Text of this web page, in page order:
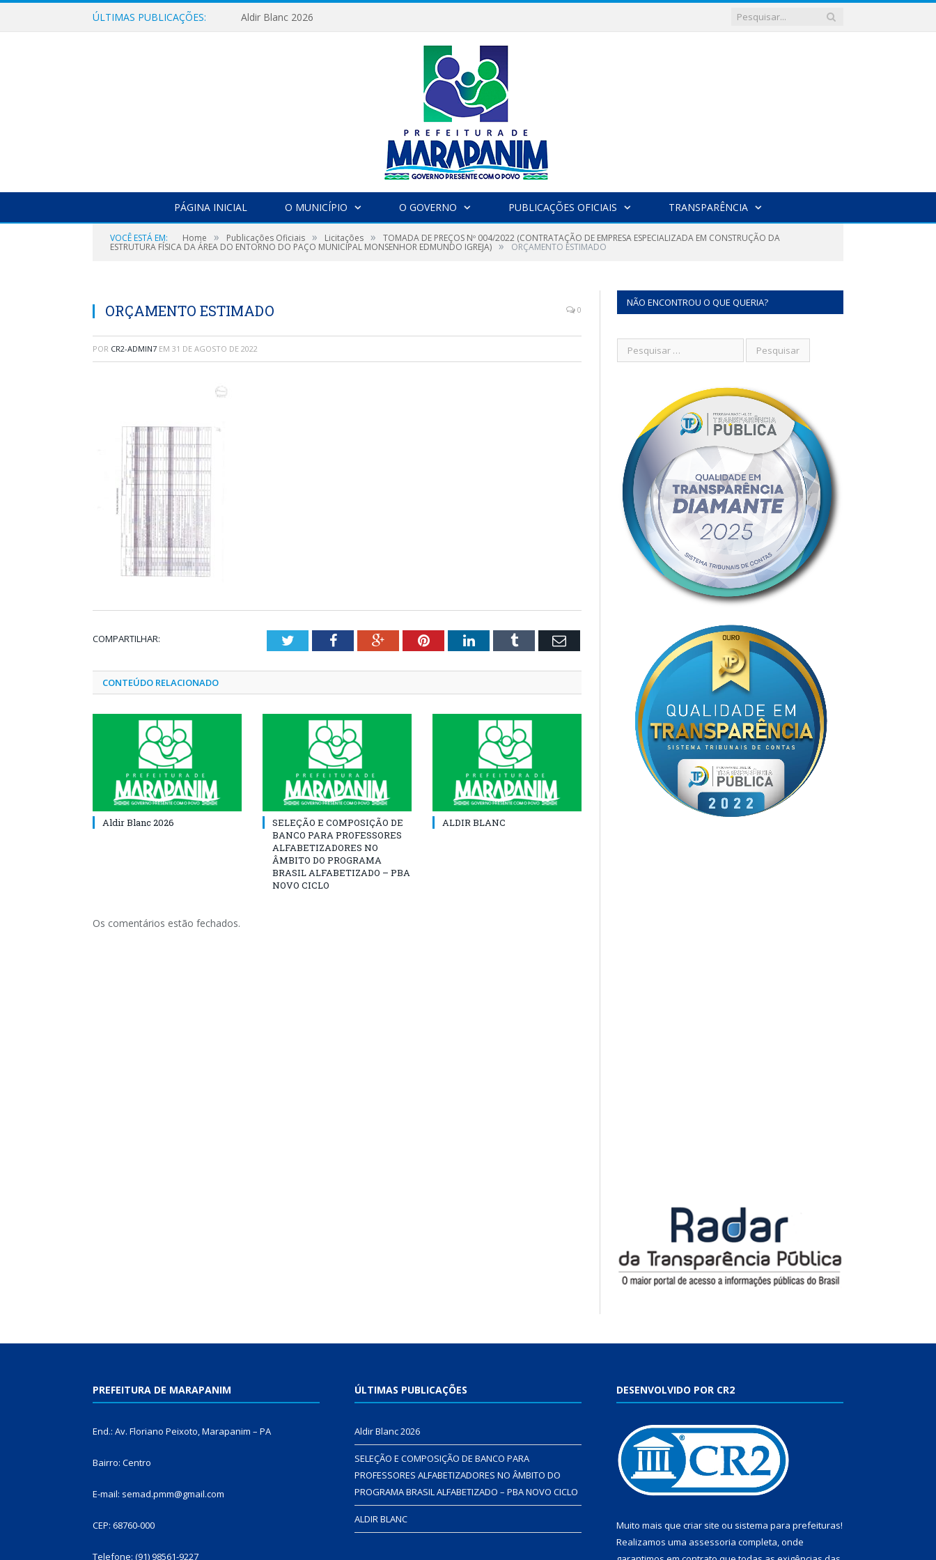
ÚLTIMAS PUBLICAÇÕES: Aldir Blanc 2026
PÁGINA INICIAL O MUNICÍPIO O GOVERNO PUBLICAÇÕES OFICIAIS TRANSPARÊNCIA
VOCÊ ESTÁ EM: Home » Publicações Oficiais » Licitações » TOMADA DE PREÇOS Nº 004/2022 (CONTRATAÇÃO DE EMPRESA ESPECIALIZADA EM CONSTRUÇÃO DA
ESTRUTURA FÍSICA DA ÁREA DO ENTORNO DO PAÇO MUNICIPAL MONSENHOR EDMUNDO IGREJA) » ORÇAMENTO ESTIMADO
ORÇAMENTO ESTIMADO 0
POR CR2-ADMIN7 EM 31 DE AGOSTO DE 2022
COMPARTILHAR: TwitterFacebookGoogle+PinterestLinkedInTumblr Email
CONTEÚDO RELACIONADO
Aldir Blanc 2026
SELEÇÃO E COMPOSIÇÃO DE
BANCO PARA PROFESSORES
ALFABETIZADORES NO
ÂMBITO DO PROGRAMA
BRASIL ALFABETIZADO – PBA
NOVO CICLO
ALDIR BLANC
Os comentários estão fechados.
NÃO ENCONTROU O QUE QUERIA?
PREFEITURA DE MARAPANIM
End.: Av. Floriano Peixoto, Marapanim – PA
Bairro: Centro
E-mail: semad.pmm@gmail.com
CEP: 68760-000
Telefone: (91) 98561-9227
ÚLTIMAS PUBLICAÇÕES
Aldir Blanc 2026
SELEÇÃO E COMPOSIÇÃO DE BANCO PARA
PROFESSORES ALFABETIZADORES NO ÂMBITO DO
PROGRAMA BRASIL ALFABETIZADO – PBA NOVO CICLO
ALDIR BLANC
DESENVOLVIDO POR CR2
Muito mais que criar site ou sistema para prefeituras!
Realizamos uma assessoria completa, onde